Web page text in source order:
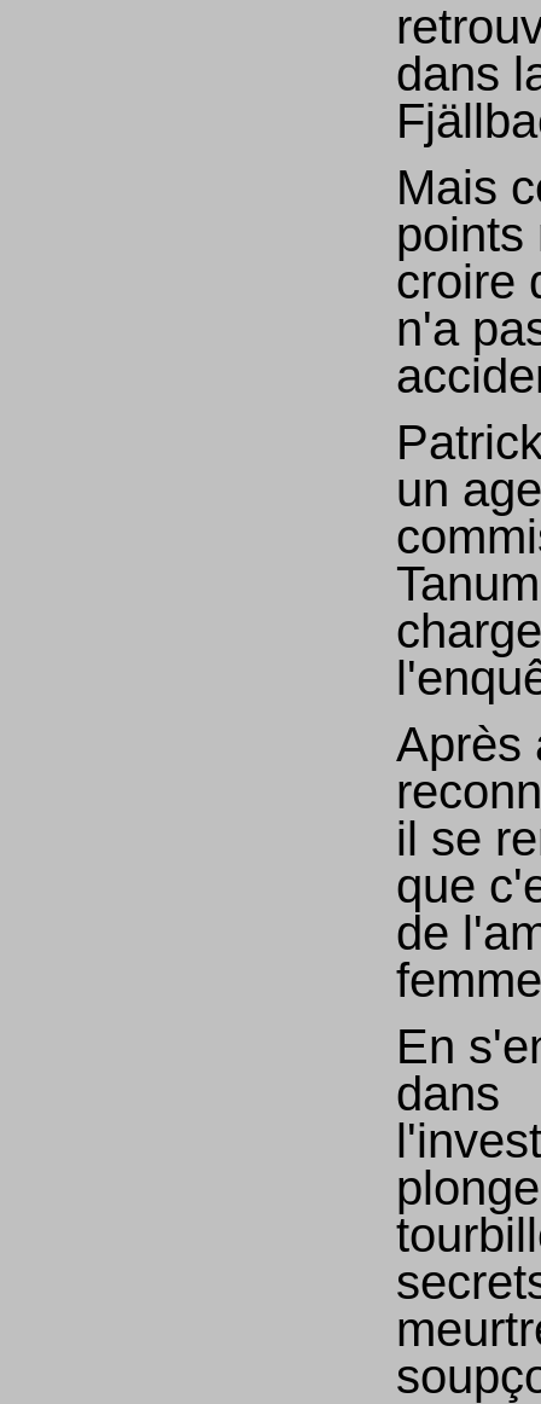
dans
Mais
points
croire
n'a
un
Après
il se
que
de
En
dans